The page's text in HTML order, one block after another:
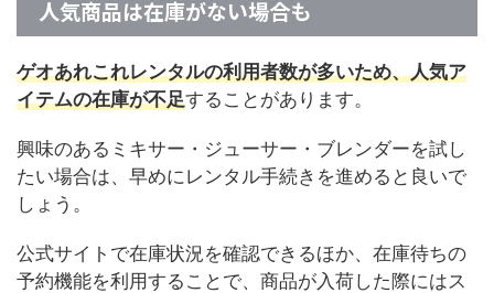
人気商品は在庫がない場合も
ゲオあれこれレンタルの利用者数が多いため、人気ア
イテムの在庫が不足することがあります。
興味のあるミキサー・ジューサー・ブレンダーを試し
たい場合は、早めにレンタル手続きを進めると良いで
しょう。
公式サイトで在庫状況を確認できるほか、在庫待ちの
予約機能を利用することで、商品が入荷した際にはス